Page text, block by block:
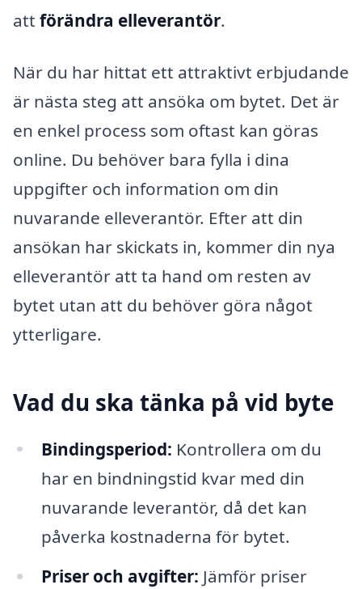
att förändra elleverantör.
När du har hittat ett attraktivt erbjudande
är nästa steg att ansöka om bytet. Det är
en enkel process som oftast kan göras
online. Du behöver bara fylla i dina
uppgifter och information om din
nuvarande elleverantör. Efter att din
ansökan har skickats in, kommer din nya
elleverantör att ta hand om resten av
bytet utan att du behöver göra något
ytterligare.
Vad du ska tänka på vid byte
Bindingsperiod: Kontrollera om du
har en bindningstid kvar med din
nuvarande leverantör, då det kan
påverka kostnaderna för bytet.
Priser och avgifter: Jämför priser